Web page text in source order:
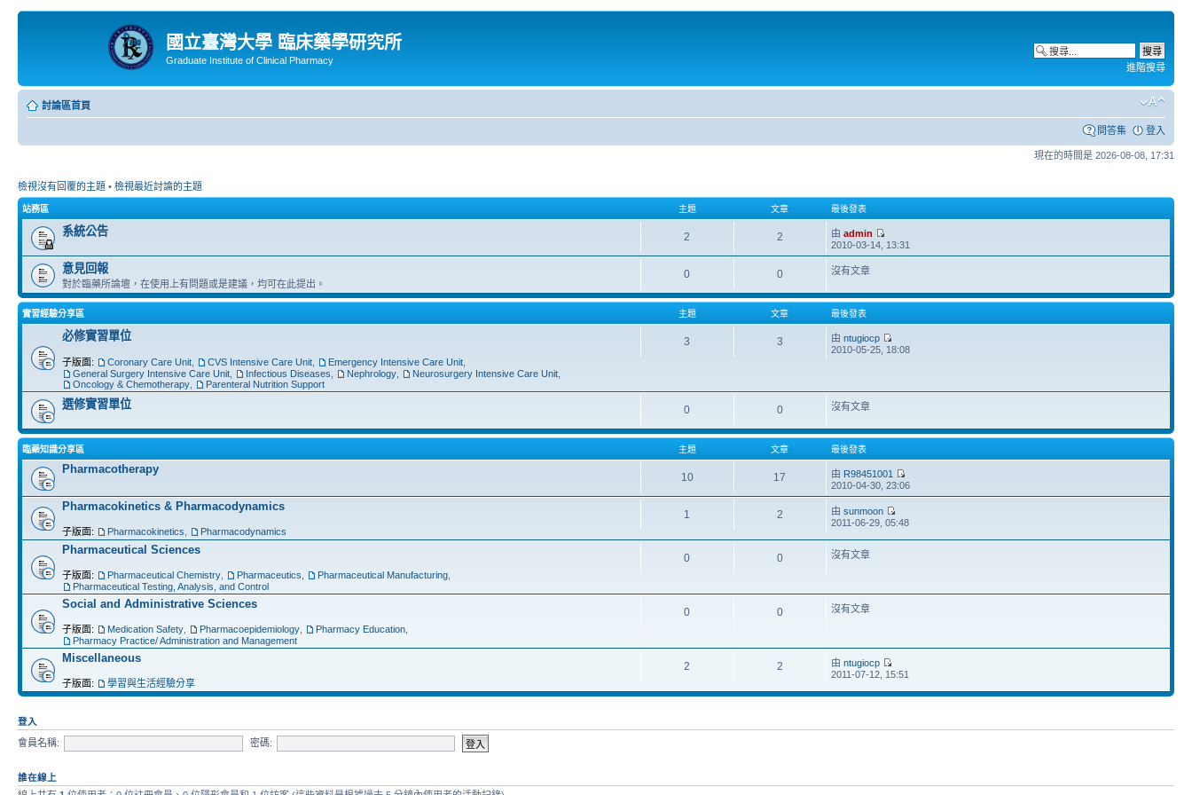
國立臺灣大學 臨床藥學研究所
Graduate Institute of Clinical Pharmacy
進階搜尋
討論區首頁
問答集 登入
現在的時間是 2026-08-08, 17:31
檢視沒有回覆的主題 • 檢視最近討論的主題
站務區 主題 文章 最後發表
系統公告 2 2 由admin
2010-03-14, 13:31
意見回報
對於臨藥所論壇，在使用上有問題或是建議，均可在此提出。
0 0 沒有文章
實習經驗分享區 主題 文章 最後發表
必修實習單位
子版面: Coronary Care Unit CVS Intensive Care Unit Emergency Intensive Care Unit
General Surgery Intensive Care Unit
Infectious Diseases Nephrology Neurosurgery Intensive Care Unit
Oncology & Chemotherapy
Parenteral Nutrition Support
3 3 由ntugiocp
2010-05-25, 18:08
選修實習單位 0 0 沒有文章
臨藥知識分享區 主題 文章 最後發表
Pharmacotherapy
10 17 由 R98451001
2010-04-30, 23:06
Pharmacokinetics & Pharmacodynamics
子版面: Pharmacokinetics Pharmacodynamics
1 2 由sunmoon
2011-06-29, 05:48
Pharmaceutical Sciences
子版面: Pharmaceutical Chemistry Pharmaceutics Pharmaceutical Manufacturing
Pharmaceutical Testing, Analysis, and Control
0 0 沒有文章
Social and Administrative Sciences
子版面: Medication Safety Pharmacoepidemiology Pharmacy Education
Pharmacy Practice/ Administration and Management
0 0 沒有文章
Miscellaneous
子版面: 學習與生活經驗分享
2 2 由ntugiocp
2011-07-12, 15:51
登入
會員名稱:
密碼:
誰在線上